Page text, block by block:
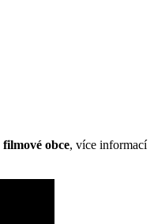
filmové obce, více informací